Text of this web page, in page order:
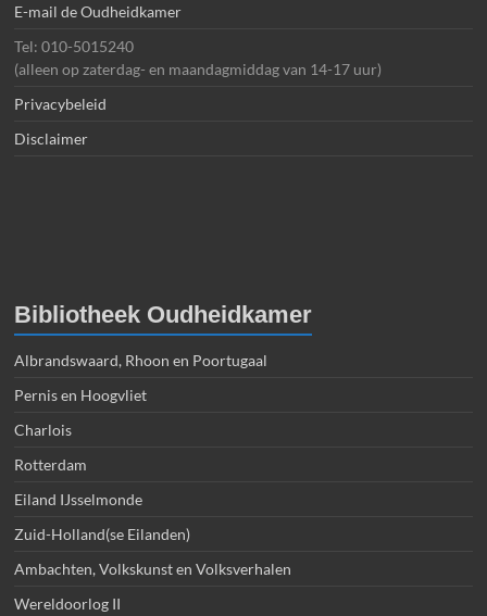
E-mail de Oudheidkamer
Tel: 010-5015240
(alleen op zaterdag- en maandagmiddag van 14-17 uur)
Privacybeleid
Disclaimer
Bibliotheek Oudheidkamer
Albrandswaard, Rhoon en Poortugaal
Pernis en Hoogvliet
Charlois
Rotterdam
Eiland IJsselmonde
Zuid-Holland(se Eilanden)
Ambachten, Volkskunst en Volksverhalen
Wereldoorlog II